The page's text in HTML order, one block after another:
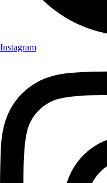
Instagram